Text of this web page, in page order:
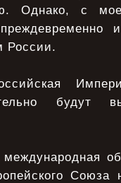
Однако, с
России.
будут
международная